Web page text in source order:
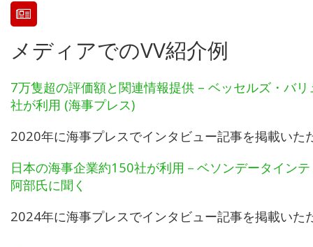
メディアでのVV紹介例
7万隻超の評価額と関連情報提供 – ベッセルズ・バ
社が利用 (海事プレス)
2020年に海事プレスでインタビュー記事を掲載いた
日本の海事企業約150社が利用－ベソンデータインテ
阿部氏に聞く
2024年に海事プレスでインタビュー記事を掲載いた